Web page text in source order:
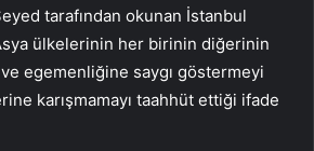
tarafından okunan İstanbul
ülkelerinin her birinin diğerinin
egemenliğine saygı göstermeyi
karışmamayı taahhüt ettiği ifade